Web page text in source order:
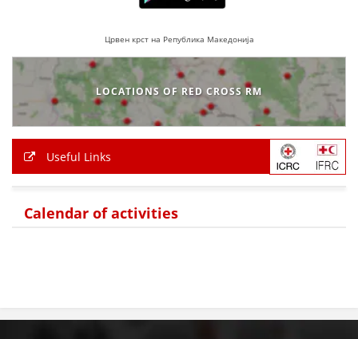
Црвен крст на Република Македонија
LOCATIONS OF RED CROSS RM
Useful Links
Calendar of activities